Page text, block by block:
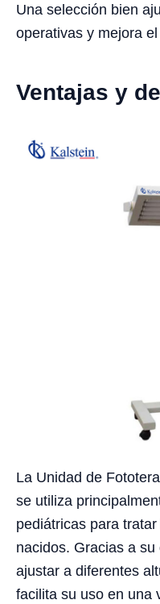
Una selección bien
operativas y mejora
Ventajas y
La Unidad de
se utiliza
pediátricas para
nacidos. Gracias a
ajustar a diferentes
facilita su uso en una